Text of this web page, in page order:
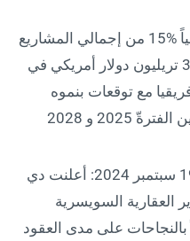
• يشكل قطاع البناء الإماراتي حالياً %15 من إجمالي المشاريع
قيد التطوير التي تبلغ ميزانيتها 3.9 تريليون دولار أمريكي في
مع توقعات بنموه
دبي، الإمارات العربية المتحدة؛ 19 سبتمبر 2024: أعلنت دي
العقارية السويسرية
بالنجاحات على مدى العقود